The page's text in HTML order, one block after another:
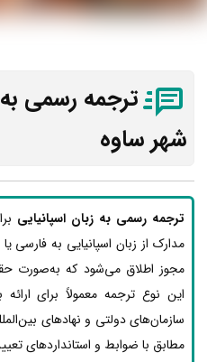
ترجمه رسمی به
شهر ساوه
ترجمه رسمی به زبان اسپانیایی
مدارک از زبان اسپانیایی به
مجوز اطلاق می‌شود که به‌صورت
این نوع ترجمه معمولاً برای ارائه
سازمان‌های دولتی و نهادهای
مطابق با ضوابط و استانداردهای